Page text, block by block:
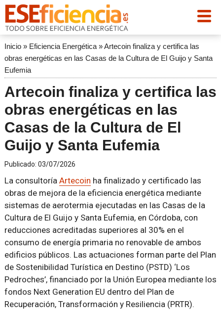
Inicio» Eficiencia Energética»Artecoin finaliza y certifica las
obras energéticas en las Casas de la Cultura de El Guijo y Santa
Eufemia
Artecoin finaliza y certifica las
obras energéticas en las
Casas de la Cultura de El
Guijo y Santa Eufemia
Publicado: 03/07/2026
La consultoría Artecoin ha finalizado y certificado las
obras de mejora de la eficiencia energética mediante
sistemas de aerotermia ejecutadas en las Casas de la
Cultura de El Guijo y Santa Eufemia, en Córdoba, con
reducciones acreditadas superiores al 30% en el
consumo de energía primaria no renovable de ambos
edificios públicos. Las actuaciones forman parte del Plan
de Sostenibilidad Turística en Destino (PSTD) ‘Los
Pedroches’, financiado por la Unión Europea mediante los
fondos Next Generation EU dentro del Plan de
Recuperación, Transformación y Resiliencia (PRTR).